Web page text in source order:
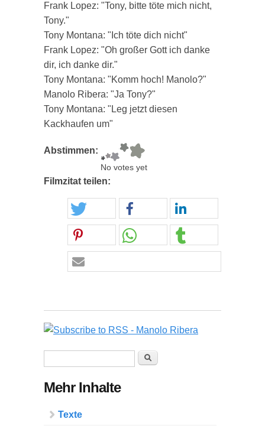
Frank Lopez: "Tony, bitte töte mich nicht,
Tony."
Tony Montana: "Ich töte dich nicht"
Frank Lopez: "Oh großer Gott ich danke
dir, ich danke dir."
Tony Montana: "Komm hoch! Manolo?"
Manolo Ribera: "Ja Tony?"
Tony Montana: "Leg jetzt diesen
Kackhaufen um"
Abstimmen:
No votes yet
Filmzitat teilen:
Suche
Mehr Inhalte
Texte